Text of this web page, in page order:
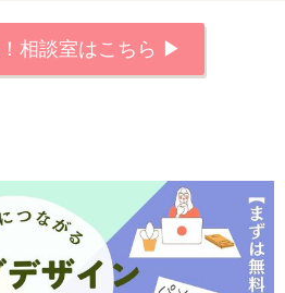
相談室はこちら ▶︎